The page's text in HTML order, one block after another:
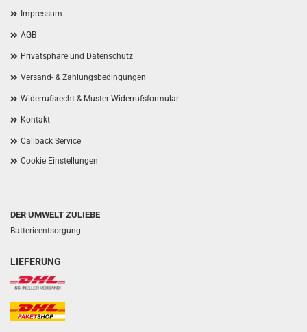
Impressum
AGB
Privatsphäre und Datenschutz
Versand- & Zahlungsbedingungen
Widerrufsrecht & Muster-Widerrufsformular
Kontakt
Callback Service
Cookie Einstellungen
DER UMWELT ZULIEBE
Batterieentsorgung
LIEFERUNG